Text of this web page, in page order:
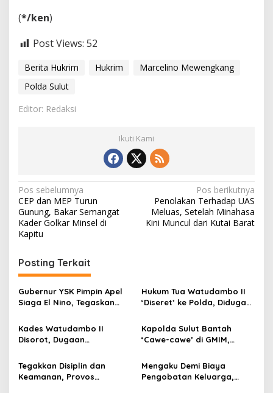
‎(*/ken)
Post Views: 52
Berita Hukrim Hukrim
Marcelino Mewengkang
Polda Sulut
Editor: Redaksi
Ikuti Kami
N
a
v
g
a
s
p
o
s
Pos sebelumnya
CEP dan MEP Turun
Gunung, Bakar Semangat
Kader Golkar Minsel di
Kapitu ‎
Pos berikutnya
Penolakan Terhadap UAS
Meluas, Setelah Minahasa
Kini Muncul dari Kutai Barat
Posting Terkait
Gubernur YSK Pimpin Apel
Siaga El Nino, Tegaskan
Sebelum Bencana
Hukum Tua Watudambo II
‘Diseret’ ke Polda, Diduga
Kepala Sekolah PAUD
Kades Watudambo II
Disorot, Dugaan
PAUD hingga Dana Desa
Dilaporkan ke Polda Sulut
‎Kapolda Sulut Bantah
‘Cawe-cawe’ di GMIM,
Penegakan Hukum
Tegakkan Disiplin dan
Keamanan, Provos
Mengaku Demi Biaya
Pengobatan Keluarga,